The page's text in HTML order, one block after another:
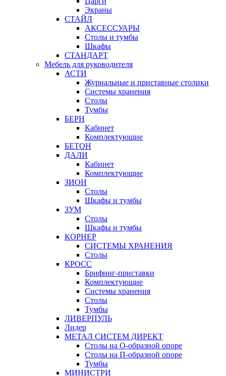
Экраны
СТАЙЛ
АКСЕССУАРЫ
Столы и тумбы
Шкафы
СТАНДАРТ
Мебель для руководителя
АСТИ
Журнальные и приставные столики
Системы хранения
Столы
Тумбы
БЕРН
Кабинет
Комплектующие
БЕТОН
ДАЛИ
Кабинет
Комплектующие
ЗИОН
Столы
Шкафы и тумбы
ЗУМ
Столы
Шкафы и тумбы
КОРНЕР
СИСТЕМЫ ХРАНЕНИЯ
Столы
КРОСС
Брифинг-приставки
Комплектующие
Системы хранения
Столы
Тумбы
ЛИВЕРПУЛЬ
Лидер
МЕТАЛ СИСТЕМ ДИРЕКТ
Столы на О-образной опоре
Столы на П-образной опоре
Тумбы
МИНИСТРИ